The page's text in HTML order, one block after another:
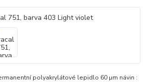
polyakrylátové lepidlo 60 µm návin :